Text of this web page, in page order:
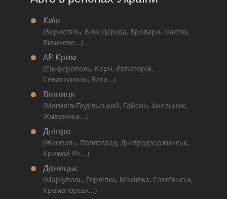
Київ
(Бориспіль, Біла Церква, Бровари, Фастів,
Вишневе...)
АР Крим
(Сімферополь, Керч, Євпаторія,
Севастополь, Ялта...)
Вінниця
(Могилів-Подільський, Гайсин, Хмельник,
Жмеринка...)
Дніпро
(Нікополь, Павлоград, Дніпродзержинськ,
Кривий Ріг...)
Донецьк
(Маріуполь, Горлівка, Макіївка, Слов'янськ,
Краматорськ...)